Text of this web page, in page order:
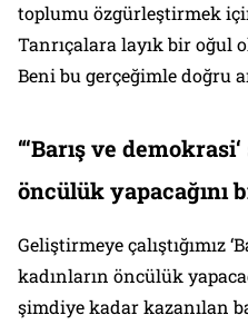
toplumu özgürleştirmek
Tanrıçalara layık bir oğul
Beni bu gerçeğimle doğru
“‘Barış ve
öncülük yapacağını
Geliştirmeye çalıştığımız
kadınların öncülük
şimdiye kadar kazanılan